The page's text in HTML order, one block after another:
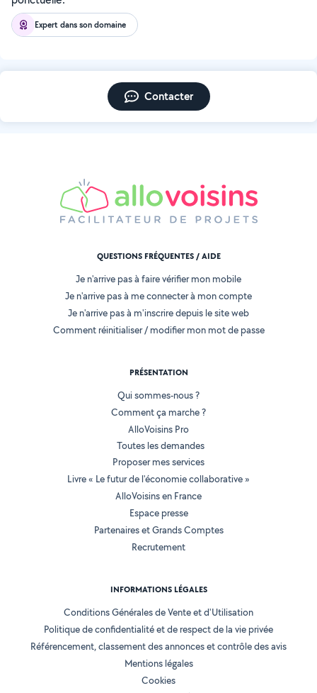
Expert dans son domaine
Contacter
QUESTIONS FRÉQUENTES / AIDE
Je n'arrive pas à faire vérifier mon mobile
Je n'arrive pas à me connecter à mon compte
Je n'arrive pas à m'inscrire depuis le site web
Comment réinitialiser / modifier mon mot de passe
PRÉSENTATION
Qui sommes-nous ?
Comment ça marche ?
AlloVoisins Pro
Toutes les demandes
Proposer mes services
Livre « Le futur de l'économie collaborative »
AlloVoisins en France
Espace presse
Partenaires et Grands Comptes
Recrutement
INFORMATIONS LÉGALES
Conditions Générales de Vente et d'Utilisation
Politique de confidentialité et de respect de la vie privée
Référencement, classement des annonces et contrôle des avis
Mentions légales
Cookies